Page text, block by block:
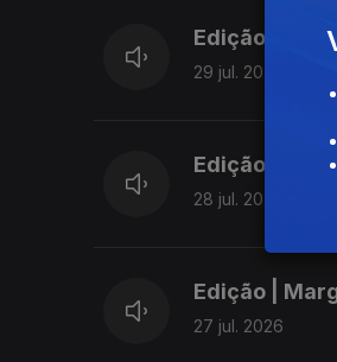
Edição I
29 jul. 2026
Edição |
28 jul. 2026
Edição |
27 jul. 2026